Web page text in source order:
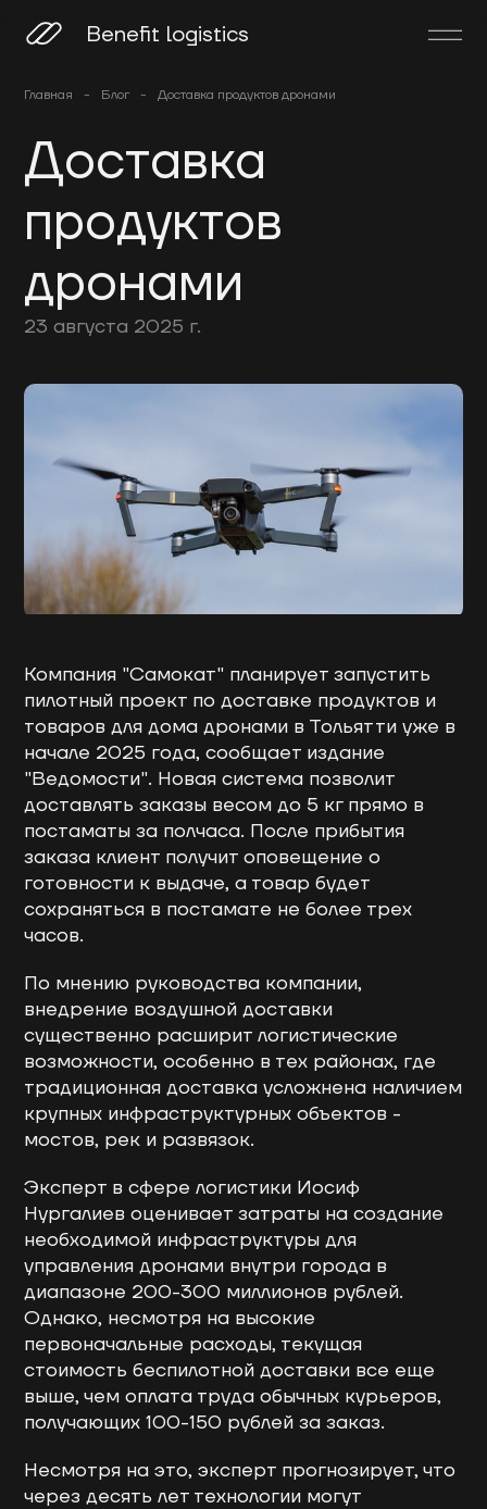
Benefit logistics
Главная - Блог - Доставка продуктов дронами
Доставка
продуктов
дронами
23 августа 2025 г.
Компания "Самокат" планирует запустить
пилотный проект по доставке продуктов и
товаров для дома дронами в Тольятти уже в
начале 2025 года, сообщает издание
"Ведомости". Новая система позволит
доставлять заказы весом до 5 кг прямо в
постаматы за полчаса. После прибытия
заказа клиент получит оповещение о
готовности к выдаче, а товар будет
сохраняться в постамате не более трех
часов.
По мнению руководства компании,
внедрение воздушной доставки
существенно расширит логистические
возможности, особенно в тех районах, где
традиционная доставка усложнена наличием
крупных инфраструктурных объектов -
мостов, рек и развязок.
Эксперт в сфере логистики Иосиф
Нургалиев оценивает затраты на создание
необходимой инфраструктуры для
управления дронами внутри города в
диапазоне 200-300 миллионов рублей.
Однако, несмотря на высокие
первоначальные расходы, текущая
стоимость беспилотной доставки все еще
выше, чем оплата труда обычных курьеров,
получающих 100-150 рублей за заказ.
Несмотря на это, эксперт прогнозирует, что
через десять лет технологии могут